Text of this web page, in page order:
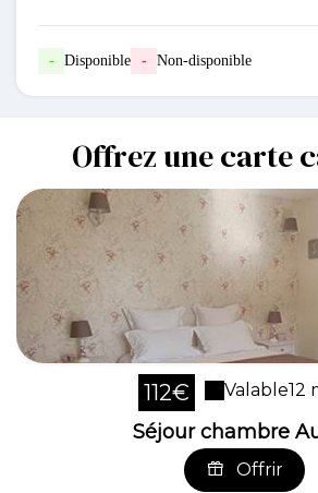
- Disponible - Non-disponible
Offrez une carte
112€ Valable12
Séjour chambre
Offrir